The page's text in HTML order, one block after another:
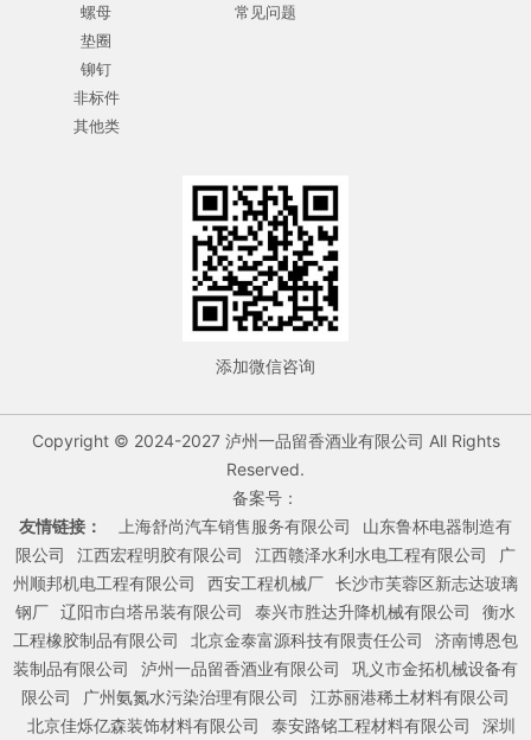
螺母
垫圈
铆钉
非标件
其他类
常见问题
添加微信咨询
Copyright © 2024-2027 泸州一品留香酒业有限公司 All Rights
Reserved.
备案号：
友情链接：
上海舒尚汽车销售服务有限公司
山东鲁杯电器制造有
限公司
江西宏程明胶有限公司 江西赣泽水利水电工程有限公司
广
州顺邦机电工程有限公司
西安工程机械厂 长沙市芙蓉区新志达玻璃
钢厂 辽阳市白塔吊装有限公司 泰兴市胜达升降机械有限公司
衡水
工程橡胶制品有限公司
北京金泰富源科技有限责任公司
济南博恩包
装制品有限公司
泸州一品留香酒业有限公司
巩义市金拓机械设备有
限公司
广州氨氮水污染治理有限公司
江苏丽港稀土材料有限公司
北京佳烁亿森装饰材料有限公司
泰安路铭工程材料有限公司 深圳